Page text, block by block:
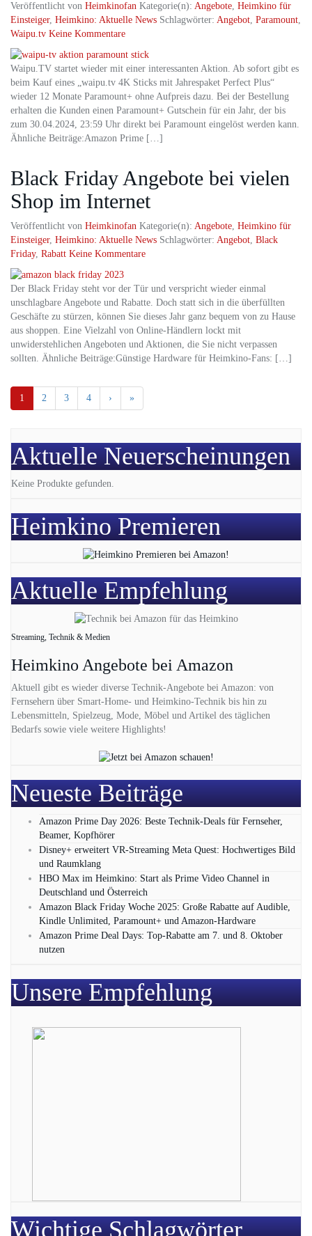
Veröffentlicht von Heimkinofan Kategorie(n): Angebote, Heimkino für
Einsteiger, Heimkino: Aktuelle News Schlagwörter: Angebot, Paramount,
Waipu.tv Keine Kommentare
Waipu.TV startet wieder mit einer interessanten Aktion. Ab sofort gibt es
beim Kauf eines „waipu.tv 4K Sticks mit Jahrespaket Perfect Plus“
wieder 12 Monate Paramount+ ohne Aufpreis dazu. Bei der Bestellung
erhalten die Kunden einen Paramount+ Gutschein für ein Jahr, der bis
zum 30.04.2024, 23:59 Uhr direkt bei Paramount eingelöst werden kann.
Ähnliche Beiträge:Amazon Prime […]
Black Friday Angebote bei vielen
Shop im Internet
Veröffentlicht von Heimkinofan Kategorie(n): Angebote, Heimkino für
Einsteiger, Heimkino: Aktuelle News Schlagwörter: Angebot, Black
Friday, Rabatt Keine Kommentare
Der Black Friday steht vor der Tür und verspricht wieder einmal
unschlagbare Angebote und Rabatte. Doch statt sich in die überfüllten
Geschäfte zu stürzen, können Sie dieses Jahr ganz bequem von zu Hause
aus shoppen. Eine Vielzahl von Online-Händlern lockt mit
unwiderstehlichen Angeboten und Aktionen, die Sie nicht verpassen
sollten. Ähnliche Beiträge:Günstige Hardware für Heimkino-Fans: […]
1 2 3 4 › »
Aktuelle Neuerscheinungen
Keine Produkte gefunden.
Heimkino Premieren
Aktuelle Empfehlung
Streaming, Technik & Medien
Heimkino Angebote bei Amazon
Aktuell gibt es wieder diverse Technik-Angebote bei Amazon: von
Fernsehern über Smart-Home- und Heimkino-Technik bis hin zu
Lebensmitteln, Spielzeug, Mode, Möbel und Artikel des täglichen
Bedarfs sowie viele weitere Highlights!
Neueste Beiträge
Amazon Prime Day 2026: Beste Technik-Deals für Fernseher,
Beamer, Kopfhörer
Disney+ erweitert VR‑Streaming Meta Quest: Hochwertiges Bild
und Raumklang
HBO Max im Heimkino: Start als Prime Video Channel in
Deutschland und Österreich
Amazon Black Friday Woche 2025: Große Rabatte auf Audible,
Kindle Unlimited, Paramount+ und Amazon‑Hardware
Amazon Prime Deal Days: Top-Rabatte am 7. und 8. Oktober
nutzen
Unsere Empfehlung
Wichtige Schlagwörter